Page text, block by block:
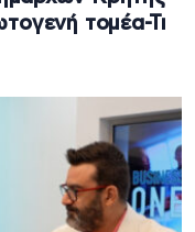
τομέα-Τι